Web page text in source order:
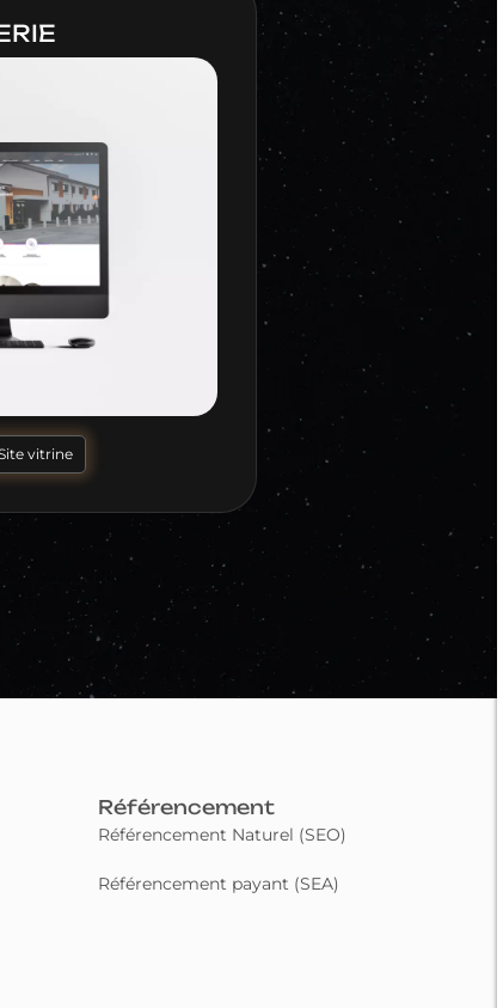
vitrine
Référencement
Référencement Naturel (SEO)
Référencement payant (SEA)